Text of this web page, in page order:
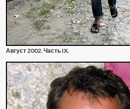
Август 2002. Часть IX.